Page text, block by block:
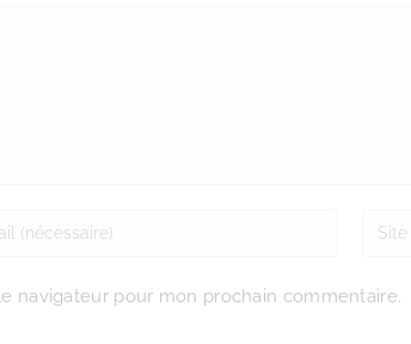
navigateur pour mon prochain commentaire.